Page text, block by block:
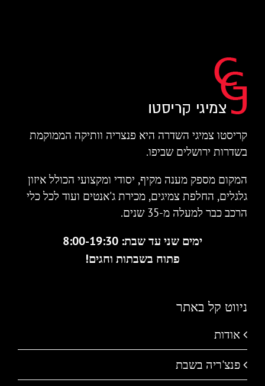
קריסטו צמיגי השדרה היא פנצריה וותיקה הממוקמת
בשדרות ירושלים שביפו.
המקום מספק מענה מקיף, יסודי ומקצועי הכולל איזון
גלגלים, החלפת צמיגים, מכירת ג'אנטים ועוד לכל כלי
הרכב כבר למעלה מ-35 שנים.
ימים שני עד שבת: 8:00-19:30
פתוח בשבתות וחגים!
ניווט קל באתר
אודות
פנצ'ריה בשבת